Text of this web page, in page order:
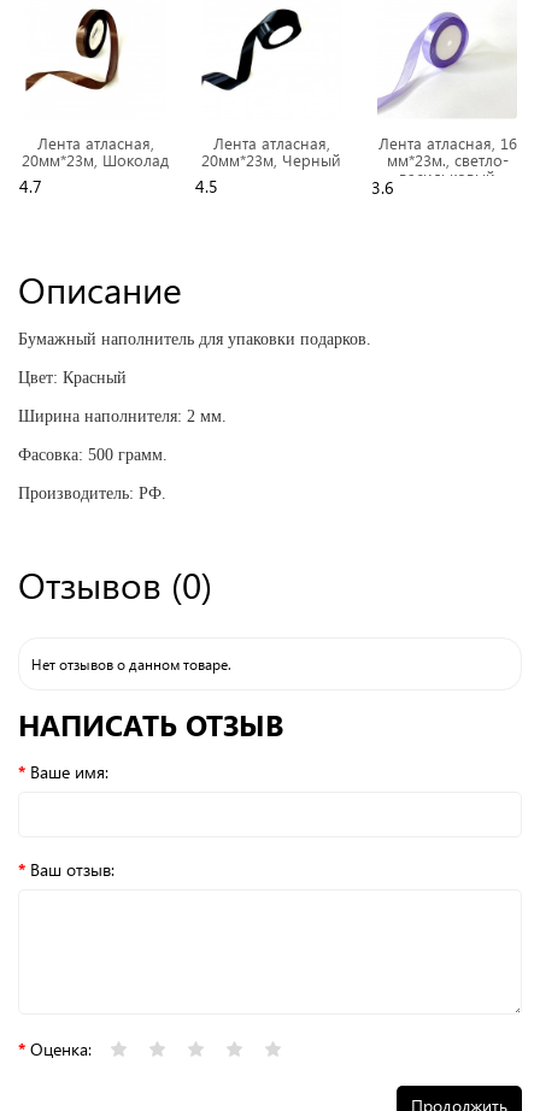
Лента атласная,
20мм*23м, Шоколад
4.7
Лента атласная,
20мм*23м, Черный
4.5
Лента атласная, 16
мм*23м., светло-
васильковый
3.6
Описание
Бумажный наполнитель для упаковки подарков.
Цвет: Красный
Ширина наполнителя: 2 мм.
Фасовка: 500 грамм.
Производитель: РФ.
Отзывов (0)
Нет отзывов о данном товаре.
НАПИСАТЬ ОТЗЫВ
Ваше имя:
Ваш отзыв:
Оценка:
Продолжить